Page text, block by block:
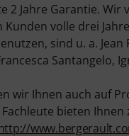
Jahre Garantie. Wir
volle drei
sind u. a.
Santangelo,
wir Ihnen auch auf
bieten